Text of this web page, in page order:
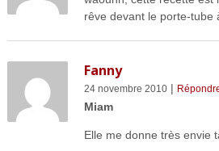
rêve devant le porte-tube
Fanny
24 novembre 2010|
Miam
Elle me donne très envie